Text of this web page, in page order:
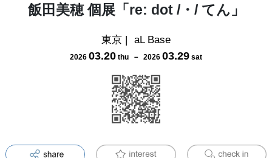
飯田美穂 個展「re: dot /・/ てん」
東京 | aL Base
2026 03.20 thu － 2026 03.29 sat